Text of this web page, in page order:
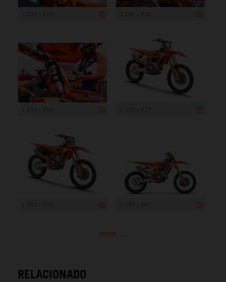
more ...
RELACIONADO